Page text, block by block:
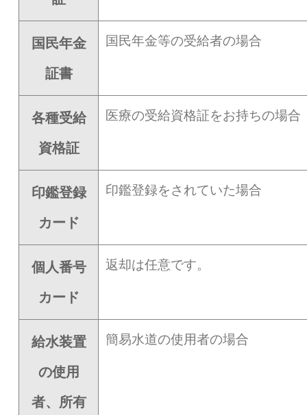
国民年金
証書
国民年金等の受給者の場合
各種受給
資格証
医療の受給資格証をお持ちの場合
印鑑登録
カード
印鑑登録をされていた場合
個人番号
カード
返却は任意です。
給水装置
の使用
者、所有
簡易水道の使用者の場合